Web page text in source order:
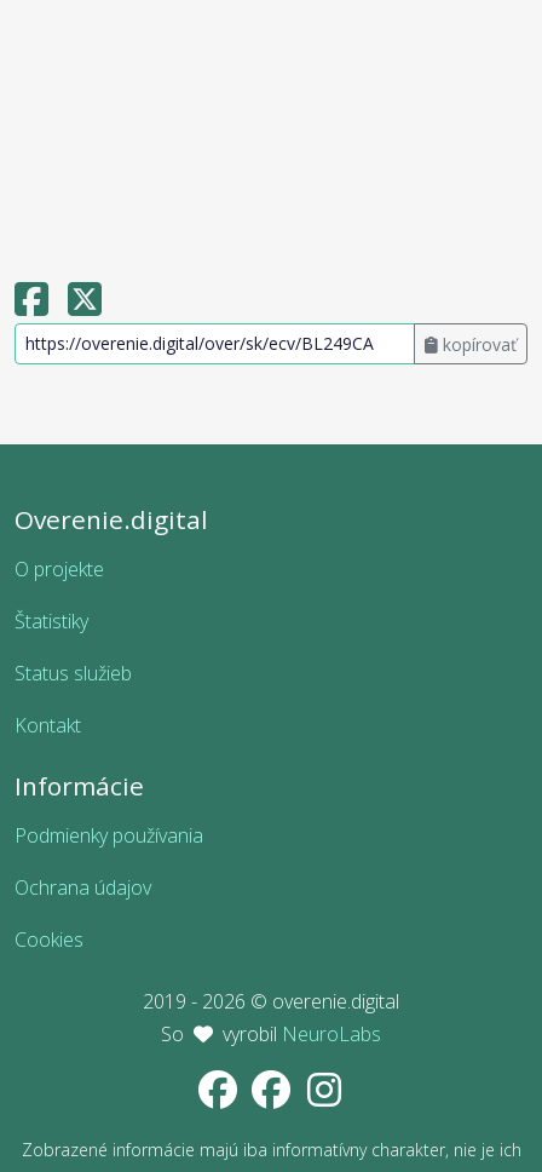
kopírovať
Overenie.digital
O projekte
Štatistiky
Status služieb
Kontakt
Informácie
Podmienky používania
Ochrana údajov
Cookies
2019 - 2026 © overenie.digital
So
vyrobil NeuroLabs
Zobrazené informácie majú iba informatívny charakter, nie je ich